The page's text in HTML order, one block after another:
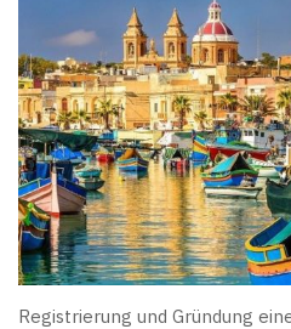
Registrierung und Gründung